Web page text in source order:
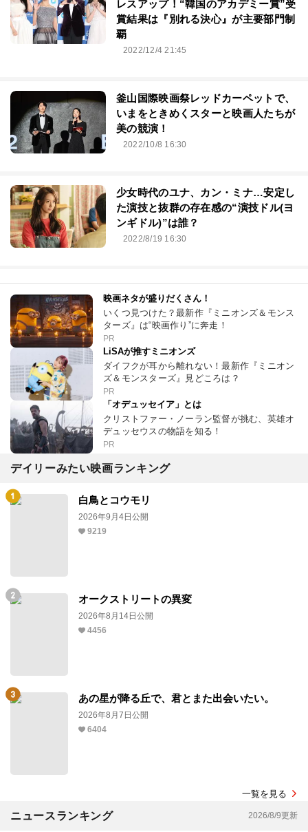
レスアップ！“韓国のアカデミー賞”受
賞結果は『別れる決心』が主要部門制
覇
2022/12/4 21:45
釜山国際映画祭レッドカーペットで、
いまをときめくスターと映画人たちが
美の競演！
2022/10/8 16:30
少女時代のユナ、カン・ミナ…安定し
た演技と抜群の存在感の“演技ドル(ヨ
ンギドル)”は誰？
2022/8/19 16:30
映画ネタが盛りだくさん！
いくつ見つけた？最新作『ミニオンズ＆モンス
ターズ』は“映画作り”に奔走！
PR
LiSAが推すミニオンズ
ダイフクが耳から離れない！最新作『ミニオン
ズ＆モンスターズ』見どころは？
PR
「オデュッセイア」とは
クリストファー・ノーラン監督が挑む、英雄オ
デュッセウスの物語を知る！
PR
デイリーみたい映画ランキング
白鳥とコウモリ
2026年9月4日公開
9219
オークストリートの異変
2026年8月14日公開
4456
あの星が降る丘で、君とまた出会いたい。
2026年8月7日公開
6404
一覧を見る
ニュースランキング 2026/8/9更新